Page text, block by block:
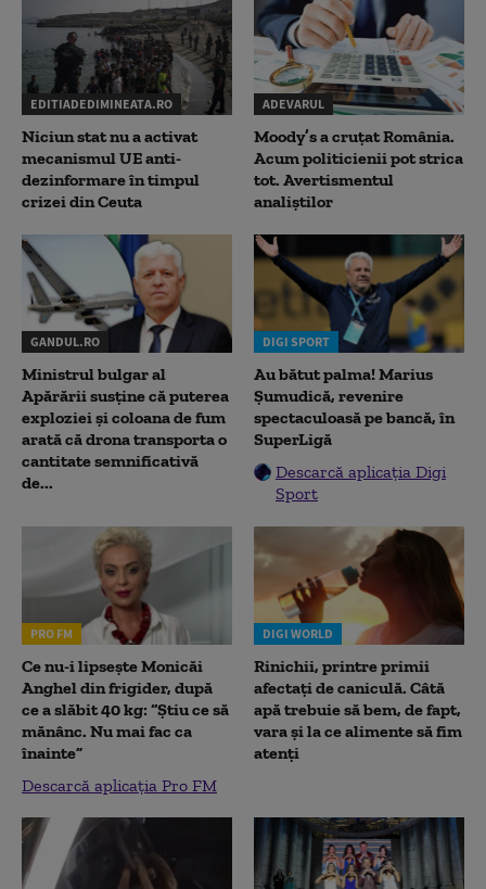
EDITIADEDIMINEATA.RO
Niciun stat nu a activat
mecanismul UE anti-
dezinformare în timpul
crizei din Ceuta
ADEVARUL
Moody’s a cruțat România.
Acum politicienii pot strica
tot. Avertismentul
analiștilor
GANDUL.RO
Ministrul bulgar al
Apărării susține că puterea
exploziei și coloana de fum
arată că drona transporta o
cantitate semnificativă
de...
DIGI SPORT
Au bătut palma! Marius
Șumudică, revenire
spectaculoasă pe bancă, în
SuperLigă
Descarcă aplicația Digi
Sport
PRO FM
Ce nu-i lipsește Monicăi
Anghel din frigider, după
ce a slăbit 40 kg: “Știu ce să
mănânc. Nu mai fac ca
înainte”
Descarcă aplicația Pro FM
DIGI WORLD
Rinichii, printre primii
afectați de caniculă. Câtă
apă trebuie să bem, de fapt,
vara și la ce alimente să fim
atenți